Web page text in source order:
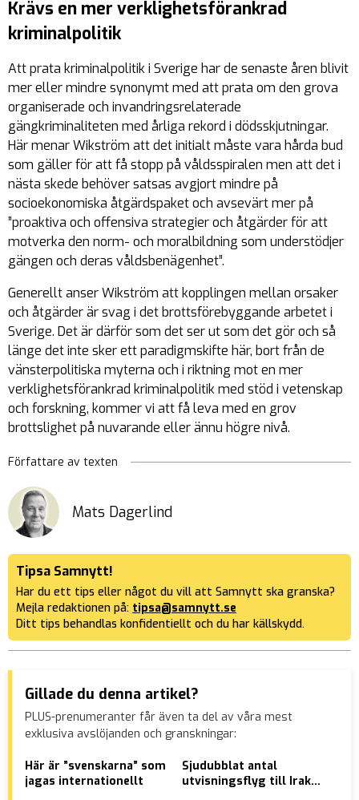
Krävs en mer verklighetsförankrad
kriminalpolitik
Att prata kriminalpolitik i Sverige har de senaste åren blivit
mer eller mindre synonymt med att prata om den grova
organiserade och invandringsrelaterade
gängkriminaliteten med årliga rekord i dödsskjutningar.
Här menar Wikström att det initialt måste vara hårda bud
som gäller för att få stopp på våldsspiralen men att det i
nästa skede behöver satsas avgjort mindre på
socioekonomiska åtgärdspaket och avsevärt mer på
”proaktiva och offensiva strategier och åtgärder för att
motverka den norm- och moralbildning som understödjer
gängen och deras våldsbenägenhet”.
Generellt anser Wikström att kopplingen mellan orsaker
och åtgärder är svag i det brottsförebyggande arbetet i
Sverige. Det är därför som det ser ut som det gör och så
länge det inte sker ett paradigmskifte här, bort från de
vänsterpolitiska myterna och i riktning mot en mer
verklighetsförankrad kriminalpolitik med stöd i vetenskap
och forskning, kommer vi att få leva med en grov
brottslighet på nuvarande eller ännu högre nivå.
Författare av texten
Mats Dagerlind
Tipsa Samnytt!
Har du ett tips eller något du vill att Samnytt ska granska?
Mejla redaktionen på: tipsa@samnytt.se
Ditt tips behandlas konfidentiellt och du har källskydd.
Gillade du denna artikel?
PLUS-prenumeranter får även ta del av våra mest
exklusiva avslöjanden och granskningar:
Här är ”svenskarna” som
jagas internationellt
Sjudubblat antal
utvisningsflyg till Irak